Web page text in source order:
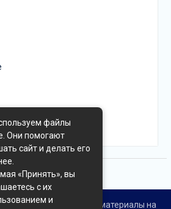
права защищены. Все материалы на
файлы
Они помогают
сайт и делать его
«Принять», вы
с их
и